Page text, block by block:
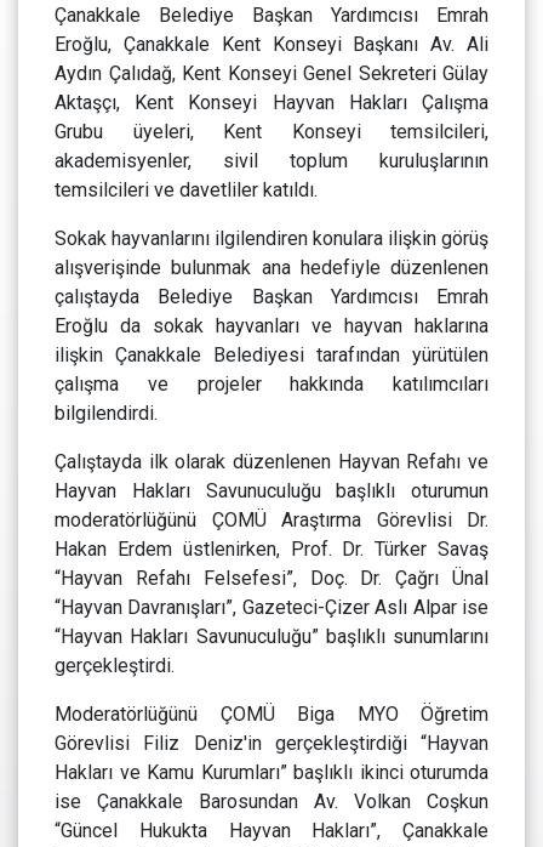
Çanakkale Belediye Başkan Yardımcısı Emrah
Eroğlu, Çanakkale Kent Konseyi Başkanı Av. Ali
Aydın Çalıdağ, Kent Konseyi Genel Sekreteri Gülay
Aktaşçı, Kent Konseyi Hayvan Hakları Çalışma
Grubu üyeleri, Kent Konseyi temsilcileri,
akademisyenler, sivil toplum kuruluşlarının
temsilcileri ve davetliler katıldı.
Sokak hayvanlarını ilgilendiren konulara ilişkin görüş
alışverişinde bulunmak ana hedefiyle düzenlenen
çalıştayda Belediye Başkan Yardımcısı Emrah
Eroğlu da sokak hayvanları ve hayvan haklarına
ilişkin Çanakkale Belediyesi tarafından yürütülen
çalışma ve projeler hakkında katılımcıları
bilgilendirdi.
Çalıştayda ilk olarak düzenlenen Hayvan Refahı ve
Hayvan Hakları Savunuculuğu başlıklı oturumun
moderatörlüğünü ÇOMÜ Araştırma Görevlisi Dr.
Hakan Erdem üstlenirken, Prof. Dr. Türker Savaş
“Hayvan Refahı Felsefesi”, Doç. Dr. Çağrı Ünal
“Hayvan Davranışları”, Gazeteci-Çizer Aslı Alpar ise
“Hayvan Hakları Savunuculuğu” başlıklı sunumlarını
gerçekleştirdi.
Moderatörlüğünü ÇOMÜ Biga MYO Öğretim
Görevlisi Filiz Deniz'in gerçekleştirdiği “Hayvan
Hakları ve Kamu Kurumları” başlıklı ikinci oturumda
ise Çanakkale Barosundan Av. Volkan Coşkun
“Güncel Hukukta Hayvan Hakları”, Çanakkale